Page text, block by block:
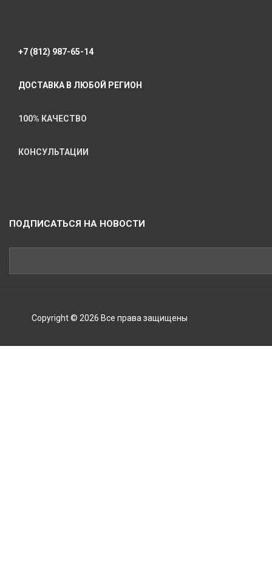
+7 (812) 987-65-14
ДОСТАВКА В ЛЮБОЙ РЕГИОН
100% КАЧЕСТВО
КОНСУЛЬТАЦИИ
ПОДПИСАТЬСЯ НА НОВОСТИ
Copyright © 2026 Все права защищены